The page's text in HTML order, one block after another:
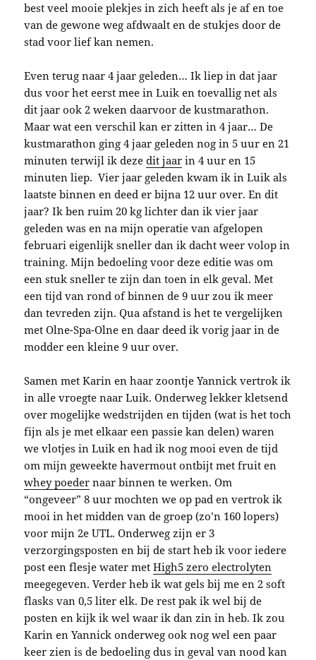
best veel mooie plekjes in zich heeft als je af en toe
van de gewone weg afdwaalt en de stukjes door de
stad voor lief kan nemen.
Even terug naar 4 jaar geleden… Ik liep in dat jaar
dus voor het eerst mee in Luik en toevallig net als
dit jaar ook 2 weken daarvoor de kustmarathon.
Maar wat een verschil kan er zitten in 4 jaar… De
kustmarathon ging 4 jaar geleden nog in 5 uur en 21
minuten terwijl ik dezedit jaar in 4 uur en 15
minuten liep. Vier jaar geleden kwam ik in Luik als
laatste binnen en deed er bijna 12 uur over. En dit
jaar? Ik ben ruim 20 kg lichter dan ik vier jaar
geleden was en na mijn operatie van afgelopen
februari eigenlijk sneller dan ik dacht weer volop in
training. Mijn bedoeling voor deze editie was om
een stuk sneller te zijn dan toen in elk geval. Met
een tijd van rond of binnen de 9 uur zou ik meer
dan tevreden zijn. Qua afstand is het te vergelijken
met Olne-Spa-Olne en daar deed ik vorig jaar in de
modder een kleine 9 uur over.
Samen met Karin en haar zoontje Yannick vertrok ik
in alle vroegte naar Luik. Onderweg lekker kletsend
over mogelijke wedstrijden en tijden (wat is het toch
fijn als je met elkaar een passie kan delen) waren
we vlotjes in Luik en had ik nog mooi even de tijd
om mijn geweekte havermout ontbijt met fruit en
whey poeder naar binnen te werken. Om
“ongeveer” 8 uur mochten we op pad en vertrok ik
mooi in het midden van de groep (zo’n 160 lopers)
voor mijn 2e UTL. Onderweg zijn er 3
verzorgingsposten en bij de start heb ik voor iedere
post een flesje water metHigh5 zero electrolyten
meegegeven. Verder heb ik wat gels bij me en 2 soft
flasks van 0,5 liter elk. De rest pak ik wel bij de
posten en kijk ik wel waar ik dan zin in heb. Ik zou
Karin en Yannick onderweg ook nog wel een paar
keer zien is de bedoeling dus in geval van nood kan